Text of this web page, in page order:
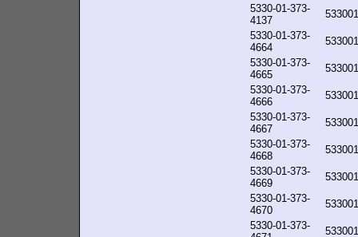
5330-01-373-
4137
5330-01-373-
4664
5330-01-373-
4665
5330-01-373-
4666
5330-01-373-
4667
5330-01-373-
4668
5330-01-373-
4669
5330-01-373-
4670
5330-01-373-